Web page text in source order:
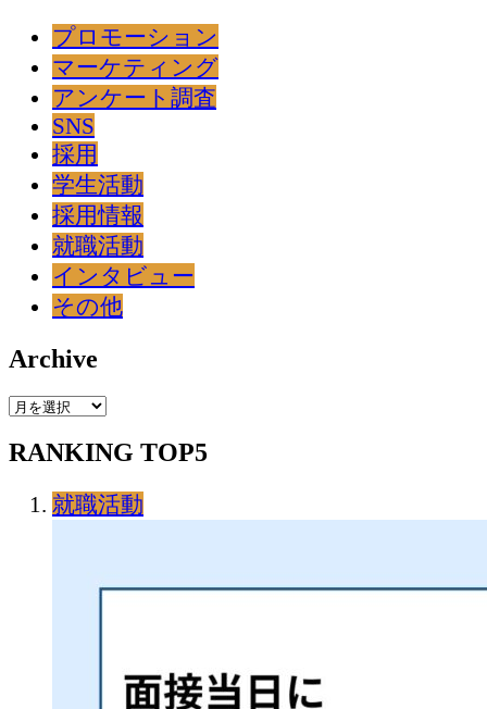
プロモーション
マーケティング
アンケート調査
SNS
採用
学生活動
採用情報
就職活動
インタビュー
その他
Archive
Archive
RANKING TOP5
就職活動